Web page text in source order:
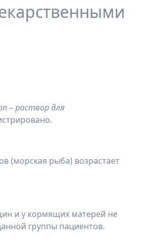
– раствор для
(морская рыба) возрастает
и у кормящих матерей не
группы пациентов.